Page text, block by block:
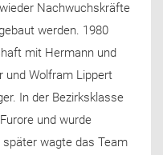
Nachwuchskräfte
werden. 1980
mit Hermann und
und Wolfram Lippert
In der Bezirksklasse
und wurde
wagte das Team